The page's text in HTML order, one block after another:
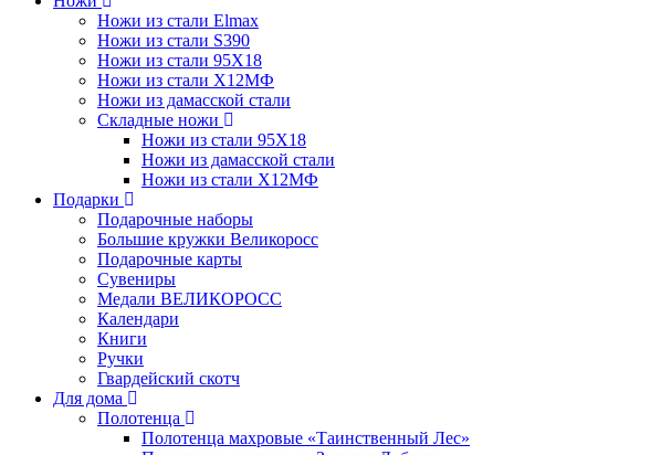
Ножи из стали Elmax
Ножи из стали S390
Ножи из стали 95X18
Ножи из стали Х12МФ
Ножи из дамасской стали
Складные ножи
Ножи из стали 95X18
Ножи из дамасской стали
Ножи из стали Х12МФ
Подарки
Подарочные наборы
Большие кружки Великоросс
Подарочные карты
Сувениры
Медали ВЕЛИКОРОСС
Календари
Книги
Ручки
Гвардейский скотч
Для дома
Полотенца
Полотенца махровые «Таинственный Лес»